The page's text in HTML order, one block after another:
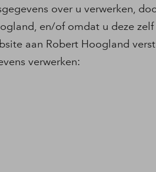
over u verwerken,
en/of omdat u deze
aan Robert Hoogland
verwerken: